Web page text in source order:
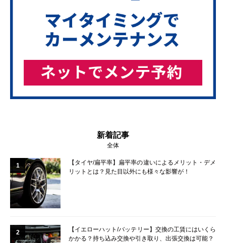
新着記事
全体
1
【タイヤ/扁平率】扁平率の違いによるメリット・デメ
リットとは？見た目以外にも様々な影響が！
2
【イエローハット/バッテリー】交換の工賃にはいくら
かかる？持ち込み交換や引き取り、出張交換は可能？